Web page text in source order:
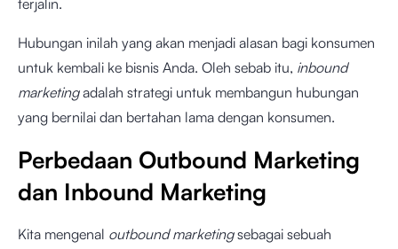
terjalin.
Hubungan inilah yang akan menjadi alasan bagi konsumen
untuk kembali ke bisnis Anda. Oleh sebab itu, inbound
marketingadalah strategi untuk membangun hubungan
yang bernilai dan bertahan lama dengan konsumen.
Perbedaan Outbound Marketing
dan Inbound Marketing
Kita mengenal outbound marketingsebagai sebuah